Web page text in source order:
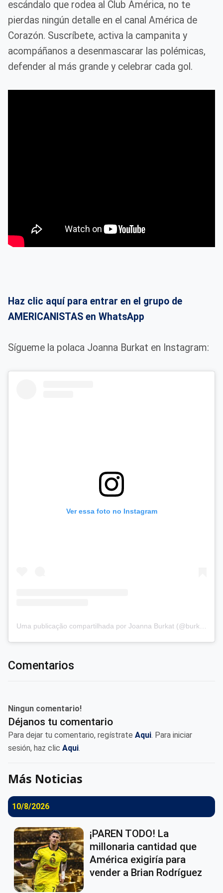
escándalo que rodea al Club América, no te
pierdas ningún detalle en el canal América de
Corazón. Suscríbete, activa la campanita y
acompáñanos a desenmascarar las polémicas,
defender al más grande y celebrar cada gol.
Haz clic aquí para entrar en el grupo de
AMERICANISTAS en WhatsApp
Sígueme la polaca Joanna Burkat en Instagram:
Ver essa foto no Instagram
Comentarios
Ningun comentario!
Déjanos tu comentario
Para dejar tu comentario, regístrate Aqui. Para iniciar
sesión, haz clic Aqui.
Más Noticias
10/8/2026
¡PAREN TODO! La
millonaria cantidad que
América exigiría para
vender a Brian Rodríguez